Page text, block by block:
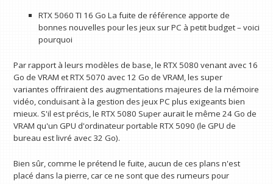
RTX 5060 TI 16 Go La fuite de référence apporte de
bonnes nouvelles pour les jeux sur PC à petit budget – voici
pourquoi
Par rapport à leurs modèles de base, le RTX 5080 venant avec 16
Go de VRAM et RTX 5070 avec 12 Go de VRAM, les super
variantes offriraient des augmentations majeures de la mémoire
vidéo, conduisant à la gestion des jeux PC plus exigeants bien
mieux. S'il est précis, le RTX 5080 Super aurait le même 24 Go de
VRAM qu'un GPU d'ordinateur portable RTX 5090 (le GPU de
bureau est livré avec 32 Go).
Bien sûr, comme le prétend le fuite, aucun de ces plans n'est
placé dans la pierre, car ce ne sont que des rumeurs pour